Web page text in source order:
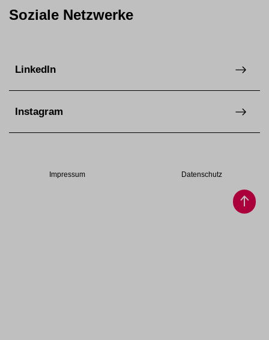
Soziale Netzwerke
LinkedIn
Instagram
Impressum Datenschutz